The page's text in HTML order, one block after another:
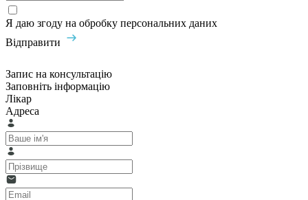
Я даю згоду на обробку персональних даних
Відправити
Запис на консультацію
Заповніть інформацію
Лікар
Адреса